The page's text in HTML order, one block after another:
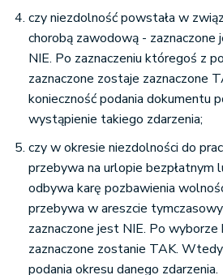
czy niezdolność powstała w
chorobą zawodową -
NIE. Po zaznaczeniu któregoś z
zaznaczone zostaje zaznaczone
konieczność podania dokumentu
wystąpienie takiego zdarzenia;
czy w okresie niezdolności do
przebywa na urlopie bezpłatnym
odbywa karę pozbawienia
przebywa w areszcie
zaznaczone jest NIE. Po
zaznaczone zostanie TAK.
podania okresu danego zdarzenia.